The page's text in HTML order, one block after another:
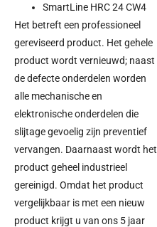
SmartLine HRC 24 CW4
Het betreft een professioneel
gereviseerd product. Het gehele
product wordt vernieuwd; naast
de defecte onderdelen worden
alle mechanische en
elektronische onderdelen die
slijtage gevoelig zijn preventief
vervangen. Daarnaast wordt het
product geheel industrieel
gereinigd. Omdat het product
vergelijkbaar is met een nieuw
product krijgt u van ons 5 jaar